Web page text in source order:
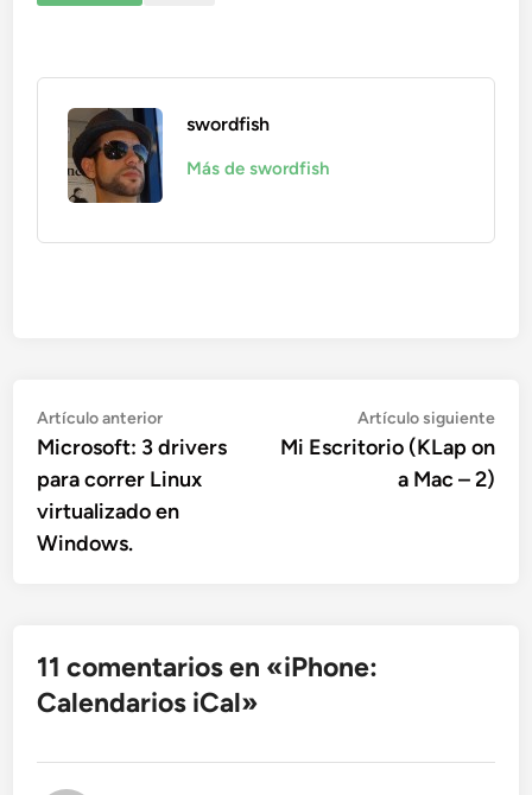
swordfish
Más de swordfish
Navegación
de
entradas
Artículo anteriorArtículo
anterior:
Microsoft: 3 drivers
para correr Linux
virtualizado en
Windows.
Artículo siguiente
Mi Escritorio (KLap on
a Mac – 2)
11 comentarios en «iPhone:
Calendarios iCal»